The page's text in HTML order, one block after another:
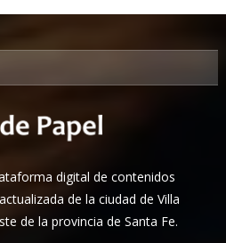
digital de contenidos
de la ciudad de Villa
de la provincia de Santa Fe.